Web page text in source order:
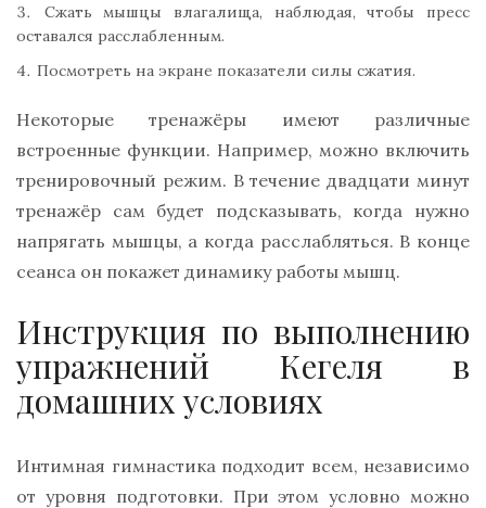
Сжать мышцы влагалища, наблюдая, чтобы пресс
оставался расслабленным.
Посмотреть на экране показатели силы сжатия.
Некоторые тренажёры имеют различные
встроенные функции. Например, можно включить
тренировочный режим. В течение двадцати минут
тренажёр сам будет подсказывать, когда нужно
напрягать мышцы, а когда расслабляться. В конце
сеанса он покажет динамику работы мышц.
Инструкция по выполнению
упражнений Кегеля в
домашних условиях
Интимная гимнастика подходит всем, независимо
от уровня подготовки. При этом условно можно